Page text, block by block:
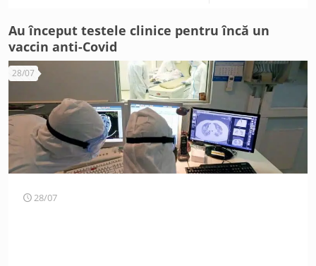
Au început testele clinice pentru încă un
vaccin anti-Covid
28/07
28/07